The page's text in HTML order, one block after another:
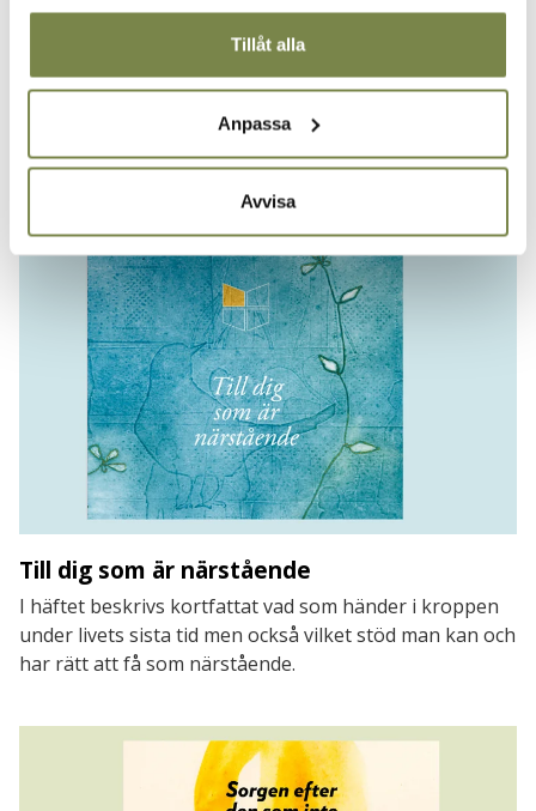
Tillåt alla
Anpassa
Avvisa
Samtal som räddar liv
Broschyr från utbildningen "Samtal som räddar liv –
suicidprevention genom meningsskapande möten" om
samtalsteknik med ett personcentrerat
förhållningssätt.
Till dig som är närstående
I häftet beskrivs kortfattat vad som händer i kroppen
under livets sista tid men också vilket stöd man kan och
har rätt att få som närstående.